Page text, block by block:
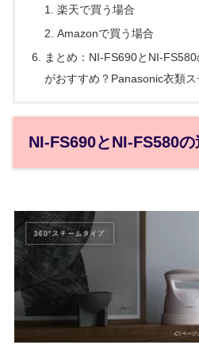
楽天で買う場合
Amazonで買う場合
まとめ：NI-FS690とNI-
がおすすめ？Panasonic衣類ス
NI-FS690とNI-FS580の